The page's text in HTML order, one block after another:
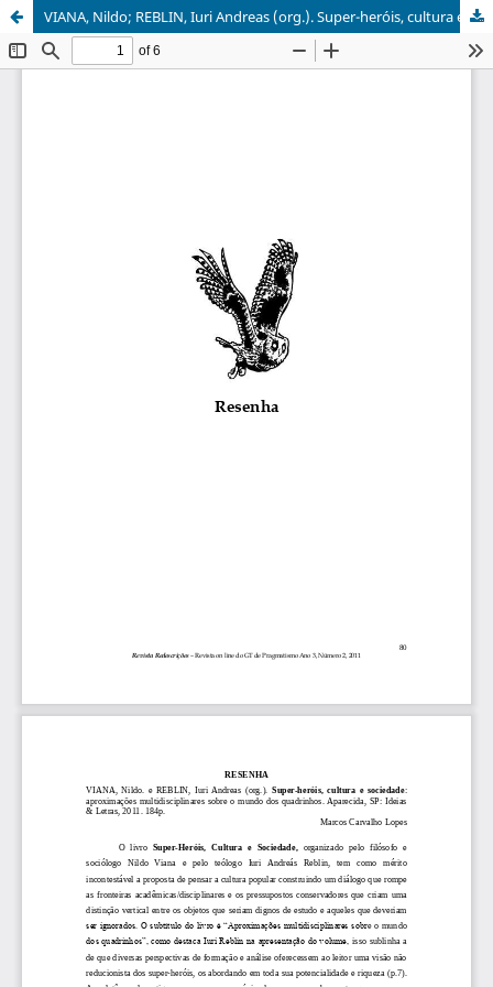
VIANA, Nildo; REBLIN, Iuri Andreas (org.). Super-heróis, cultura e sociedade: aproximações multidisciplinares sobre o mundo dos quadrinhos. São Paulo: Ideias & Letras, 2011. 184p.